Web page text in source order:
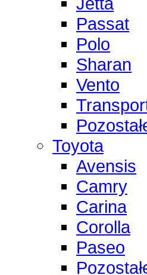
Passat
Polo
Sharan
Vento
Toyota
Avensis
Camry
Carina
Corolla
Paseo